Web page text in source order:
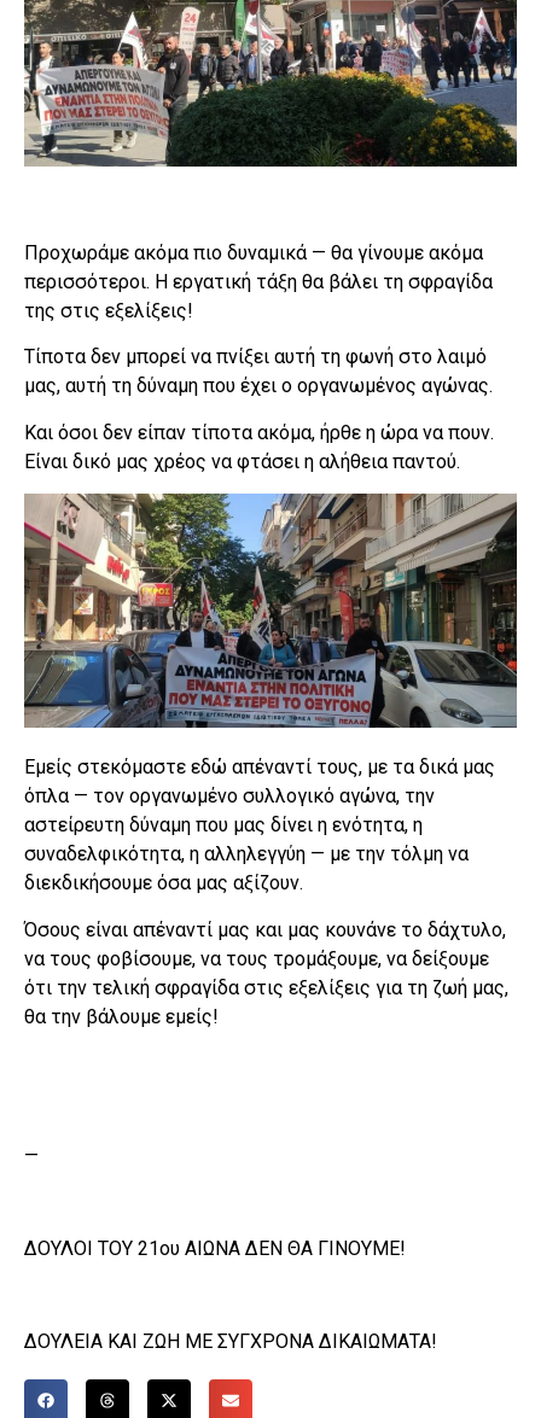
Προχωράμε ακόμα πιο δυναμικά — θα γίνουμε ακόμα
περισσότεροι. Η εργατική τάξη θα βάλει τη σφραγίδα
της στις εξελίξεις!
Τίποτα δεν μπορεί να πνίξει αυτή τη φωνή στο λαιμό
μας, αυτή τη δύναμη που έχει ο οργανωμένος αγώνας.
Και όσοι δεν είπαν τίποτα ακόμα, ήρθε η ώρα να πουν.
Είναι δικό μας χρέος να φτάσει η αλήθεια παντού.
Εμείς στεκόμαστε εδώ απέναντί τους, με τα δικά μας
όπλα — τον οργανωμένο συλλογικό αγώνα, την
αστείρευτη δύναμη που μας δίνει η ενότητα, η
συναδελφικότητα, η αλληλεγγύη — με την τόλμη να
διεκδικήσουμε όσα μας αξίζουν.
Όσους είναι απέναντί μας και μας κουνάνε το δάχτυλο,
να τους φοβίσουμε, να τους τρομάξουμε, να δείξουμε
ότι την τελική σφραγίδα στις εξελίξεις για τη ζωή μας,
θα την βάλουμε εμείς!
—
ΔΟΥΛΟΙ ΤΟΥ 21ου ΑΙΩΝΑ ΔΕΝ ΘΑ ΓΙΝΟΥΜΕ!
ΔΟΥΛΕΙΑ ΚΑΙ ΖΩΗ ΜΕ ΣΥΓΧΡΟΝΑ ΔΙΚΑΙΩΜΑΤΑ!